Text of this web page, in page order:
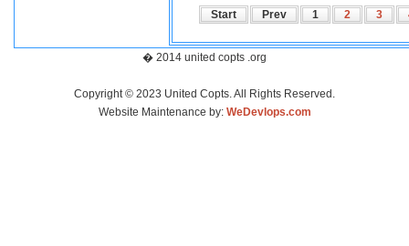
Start Prev 1 2 3
� 2014 united copts .org
Copyright © 2023 United Copts. All Rights Reserved.
Website Maintenance by: WeDevlops.com